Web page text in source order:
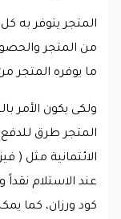
المتجر يتوفر به
من المتجر
ما يوفره المتجر
ولكى يكون الأمر
المتجر طرق
الائتمانية مثل (
عند الاستلام
كود ورزان، كما